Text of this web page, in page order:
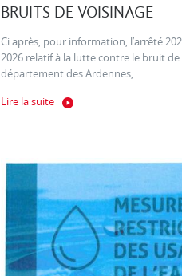
BRUITS DE VOISINAGE
Ci après, pour information, l’arrêté
2026 relatif à la lutte contre le bruit de
département des Ardennes,...
Lire la suite